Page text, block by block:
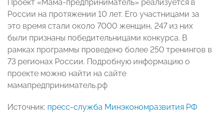
Проект «Мама-предприниматель» реализуется в
России на протяжении 10 лет. Его участницами за
это время стали около 7000 женщин, 247 из них
были признаны победительницами конкурса. В
рамках программы проведено более 250 тренингов в
73 регионах России. Подробную информацию о
проекте можно найти на сайте
мамапредприниматель.рф
Источник: пресс-служба Минэкономразвития РФ